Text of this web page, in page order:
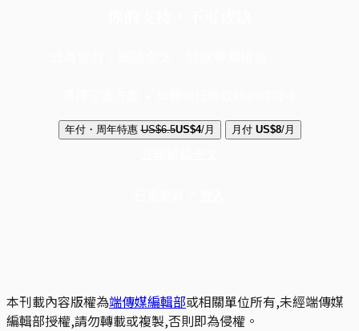
年付・周年特惠 US$6.5US$4/月 月付 US$8/月
本刊載內容版權為端傳媒編輯部或相關單位所有,未經端傳媒
編輯部授權,請勿轉載或複製,否則即為侵權。